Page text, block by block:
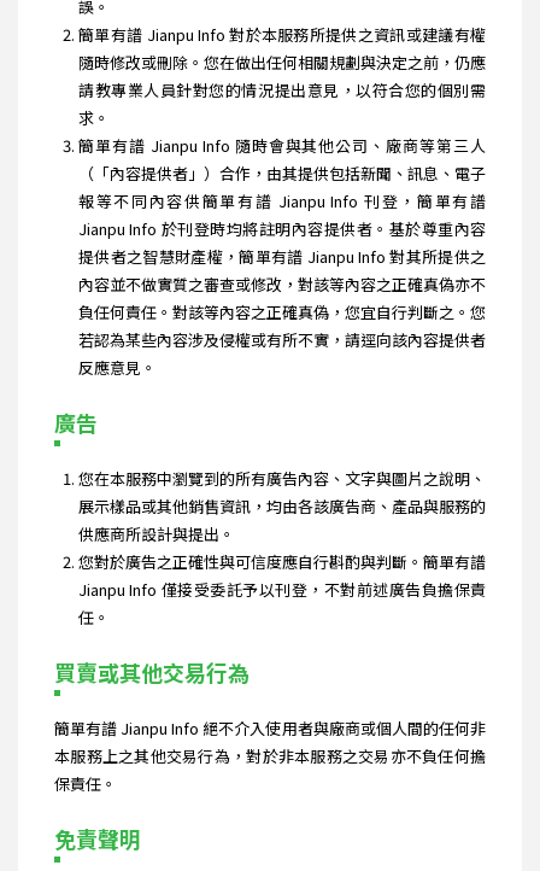
誤。
簡單有譜 Jianpu Info 對於本服務所提供之資訊或建議有權
隨時修改或刪除。您在做出任何相關規劃與決定之前，仍應
請教專業人員針對您的情況提出意見，以符合您的個別需
求。
簡單有譜 Jianpu Info 隨時會與其他公司、廠商等第三人
（「內容提供者」）合作，由其提供包括新聞、訊息、電子
報等不同內容供簡單有譜 Jianpu Info 刊登，簡單有譜
Jianpu Info 於刊登時均將註明內容提供者。基於尊重內容
提供者之智慧財產權，簡單有譜 Jianpu Info 對其所提供之
內容並不做實質之審查或修改，對該等內容之正確真偽亦不
負任何責任。對該等內容之正確真偽，您宜自行判斷之。您
若認為某些內容涉及侵權或有所不實，請逕向該內容提供者
反應意見。
廣告
您在本服務中瀏覽到的所有廣告內容、文字與圖片之說明、
展示樣品或其他銷售資訊，均由各該廣告商、產品與服務的
供應商所設計與提出。
您對於廣告之正確性與可信度應自行斟酌與判斷。簡單有譜
Jianpu Info 僅接受委託予以刊登，不對前述廣告負擔保責
任。
買賣或其他交易行為
簡單有譜 Jianpu Info 絕不介入使用者與廠商或個人間的任何非
本服務上之其他交易行為，對於非本服務之交易亦不負任何擔
保責任。
免責聲明